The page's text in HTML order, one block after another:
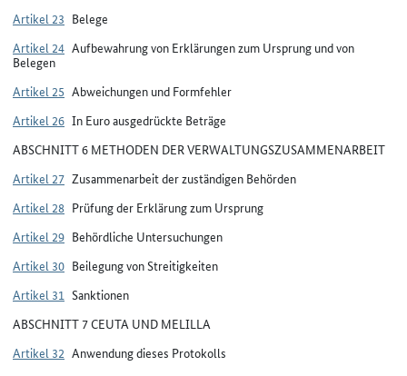
Artikel 23 Belege
Artikel 24 Aufbewahrung von Erklärungen zum Ursprung und von
Belegen
Artikel 25 Abweichungen und Formfehler
Artikel 26 In Euro ausgedrückte Beträge
ABSCHNITT 6 METHODEN DER VERWALTUNGSZUSAMMENARBEIT
Artikel 27 Zusammenarbeit der zuständigen Behörden
Artikel 28 Prüfung der Erklärung zum Ursprung
Artikel 29 Behördliche Untersuchungen
Artikel 30 Beilegung von Streitigkeiten
Artikel 31 Sanktionen
ABSCHNITT 7 CEUTA UND MELILLA
Artikel 32 Anwendung dieses Protokolls